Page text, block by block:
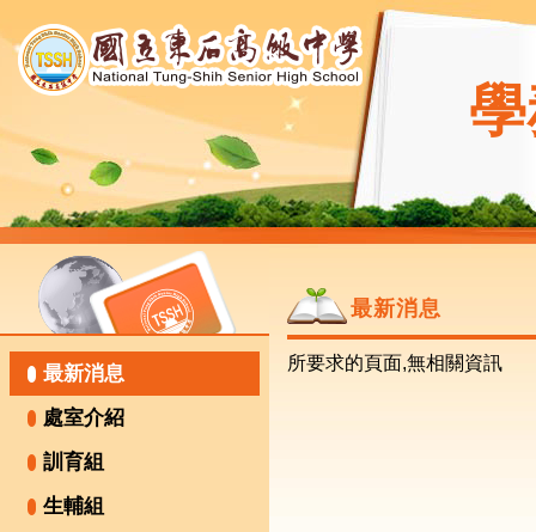
最新消息
處室介紹
訓育組
生輔組
最新消息
所要求的頁面,無相關資訊